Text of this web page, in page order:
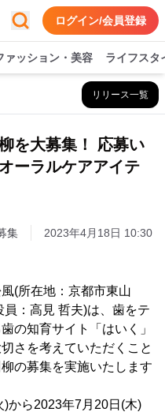
ログイン/会員登録
ァッション・美容 ライフスタ
リリース一覧
を大募集！ 応募い
ーラルケアアイテ
集 2023年4月18日 10:30
(所在地：京都市東山
：高見 哲夫)は、歯をテ
の知育サイト「はいく」
さを考えていただくこと
の募集を実施いたします
から2023年7月20日(木)